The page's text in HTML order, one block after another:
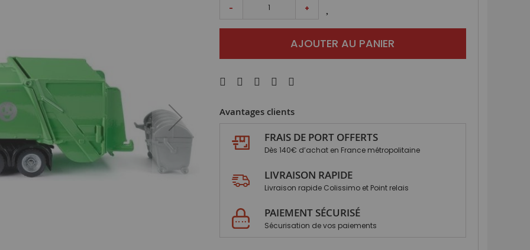
- +
AJOUTER AU PANIER
Avantages clients
FRAIS DE PORT OFFERTS
Dès 140€ d’achat en France métropolitaine
LIVRAISON RAPIDE
Livraison rapide Colissimo et Point relais
PAIEMENT SÉCURISÉ
Sécurisation de vos paiements